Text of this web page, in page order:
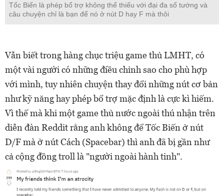
Tốc Biến là phép bổ trợ không thể thiếu với đại đa số tướng và
câu chuyện chỉ là bạn để nó ở nút D hay F mà thôi
Vẫn biết trong hàng chục triệu game thủ LMHT, có
một vài người có những điều chỉnh sao cho phù hợp
với mình, tuy nhiên chuyện thay đổi những nút cơ bản
như kỹ năng hay phép bổ trợ mặc định là cực kì hiếm.
Vì thế mà khi một game thủ nước ngoài thú nhận trên
diễn đàn Reddit rằng anh không để Tốc Biến ở nút
D/F mà ở nút Cách (Spacebar) thì anh đã bị gần như
cả cộng đồng troll là "người ngoài hành tinh".